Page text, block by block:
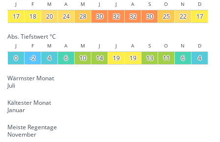
J F M A M J J A S O N D
17 18 20 24 28 30 32 32 30 25 22 17
Abs. Tiefstwert °C
J F M A M J J A S O N D
0 -2 4 6 10 14 19 19 13 11 6 4
Wärmster Monat
Juli
Kältester Monat
Januar
Meiste Regentage
November